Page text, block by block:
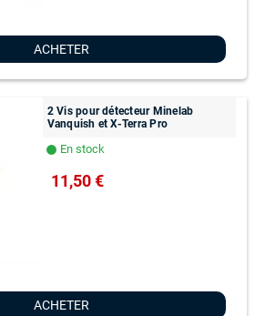
ACHETER
2 Vis pour détecteur Minelab
Vanquish et X-Terra Pro
lens En stock
11,50 €
ACHETER